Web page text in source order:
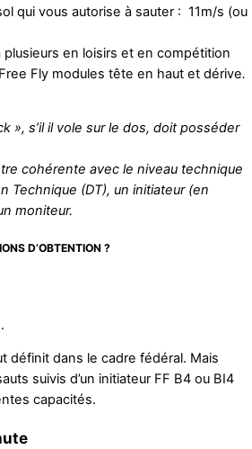
qui vous autorise à sauter : 11m/s (ou
plusieurs en loisirs et en compétition
Fly modules tête en haut et dérive.
», s’il il vole sur le dos, doit posséder
cohérente avec le niveau technique
Technique (DT), un initiateur (en
moniteur.
D’OBTENTION ?
définit dans le cadre fédéral. Mais
suivis d’un initiateur FF B4 ou BI4
capacités.